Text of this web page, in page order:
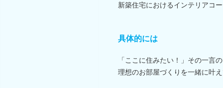
新築住宅におけるインテリアコ
具体的には
「ここに住みたい！」その一言
理想のお部屋づくりを一緒に叶